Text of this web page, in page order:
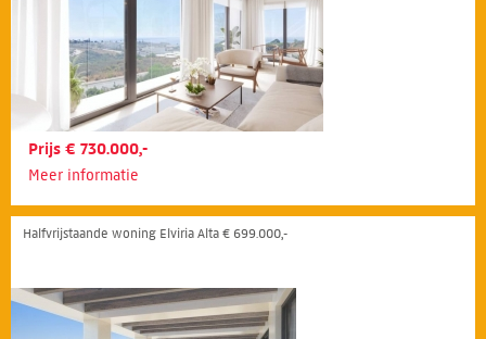
Prijs € 730.000,-
Meer informatie
Halfvrijstaande woning Elviria Alta € 699.000,-